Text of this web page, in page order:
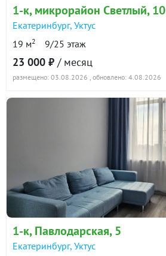
1-к, микрорайон Светлый, 10
Екатеринбург, Уктус
19 м2 9/25 этаж
23 000 ₽ / месяц
размещено: 03.08.2026 , обновлено: 4.08.2026
1-к, Павлодарская, 5
Екатеринбург, Уктус